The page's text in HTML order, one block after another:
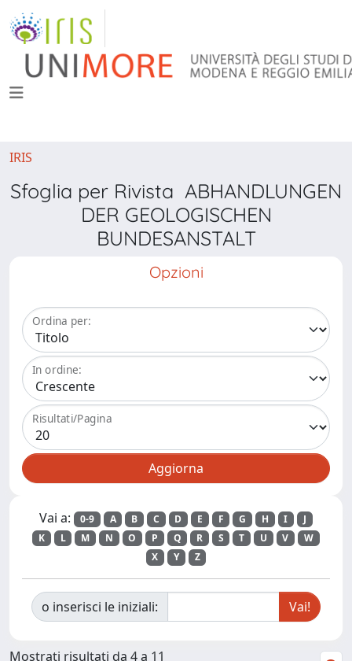
IRIS
Sfoglia per Rivista ABHANDLUNGEN
DER GEOLOGISCHEN
BUNDESANSTALT
Opzioni
Ordina per:
In ordine:
Risultati/Pagina
Vai a: 0-9 A B C D E F G H I
J
K
L M N O P Q R S T U V
W
X
Y Z
o inserisci le iniziali:
Mostrati risultati da 4 a 11